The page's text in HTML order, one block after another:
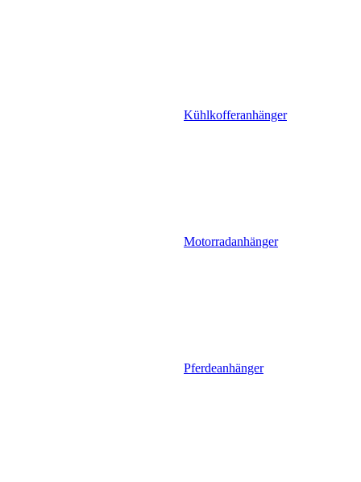
Kühlkofferanhänger
Motorradanhänger
Pferdeanhänger